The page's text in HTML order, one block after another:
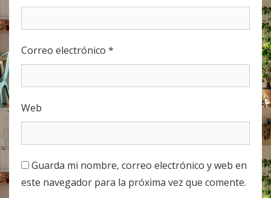
Correo electrónico *
Web
Guarda mi nombre, correo electrónico y web en
este navegador para la próxima vez que comente.